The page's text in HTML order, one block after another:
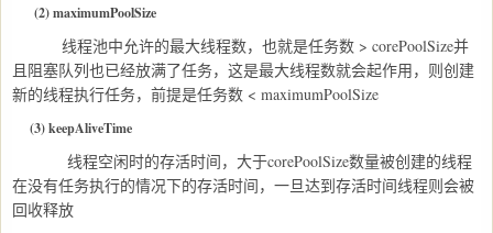
(2) maximumPoolSize
线程池中允许的最大线程数，也就是任务数 > corePoolSize并
且阻塞队列也已经放满了任务，这是最大线程数就会起作用，则创建
新的线程执行任务，前提是任务数 < maximumPoolSize
(3) keepAliveTime
线程空闲时的存活时间，大于corePoolSize数量被创建的线程
在没有任务执行的情况下的存活时间，一旦达到存活时间线程则会被
回收释放